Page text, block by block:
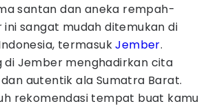
santan dan aneka rempah-
ini sangat mudah ditemukan di
termasukJember.
di Jember menghadirkan cita
autentik ala Sumatra Barat.
rekomendasi tempat buat kamu